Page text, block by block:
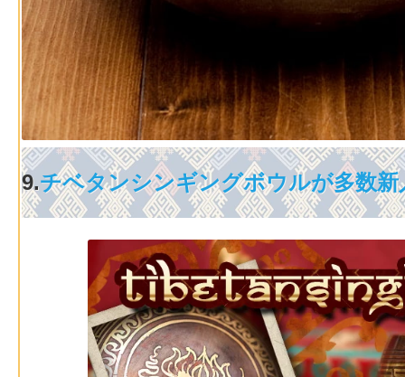
9.チベタンシンギングボウルが多数新